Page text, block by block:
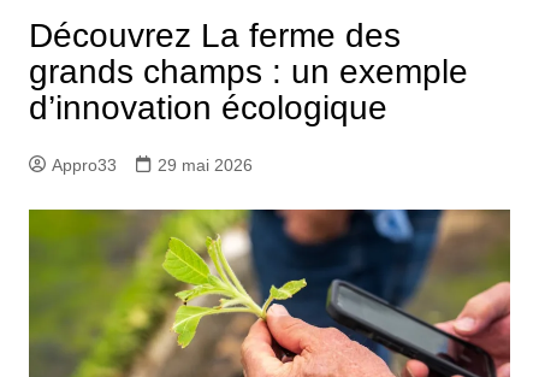
Découvrez La ferme des
grands champs : un exemple
d’innovation écologique
Appro33 29 mai 2026